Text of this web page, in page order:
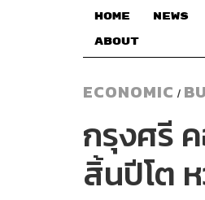
HOME NEWS
ABOUT
ECONOMIC /
กรุงศรี
สิ้นปีโต